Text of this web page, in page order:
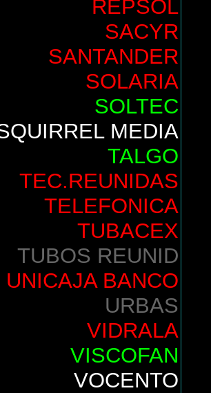
REPSOL
SACYR
SANTANDER
SOLARIA
SOLTEC
MEDIA
TALGO
TEC.REUNIDAS
TELEFONICA
TUBACEX
TUBOS REUNID
UNICAJA BANCO
URBAS
VIDRALA
VISCOFAN
VOCENTO